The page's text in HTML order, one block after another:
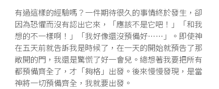
有過這樣的經驗嗎？一件期待很久的事情終於發生，卻
因為恐懼而沒有認出它來，「應該不是它吧！」「和我
想的不一樣啊！」「我好像還沒預備好……」。即使神
在五天前就告訴我是時候了，在一天的開始就預告了那
敞開的門，我還是驚慌了好一會兒。總想著我要把所有
都預備齊全了，才「夠格」出發。後來慢慢發現，是當
神將一切預備齊全，我就要出發。